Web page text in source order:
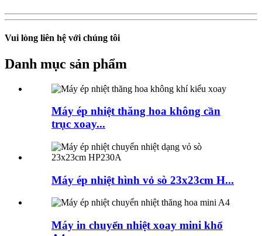
Vui lòng liên hệ với chúng tôi
Danh mục sản phẩm
Máy ép nhiệt thăng hoa không cần
trục xoay...
Máy ép nhiệt hình vỏ sò 23x23cm H...
Máy in chuyển nhiệt xoay mini khổ